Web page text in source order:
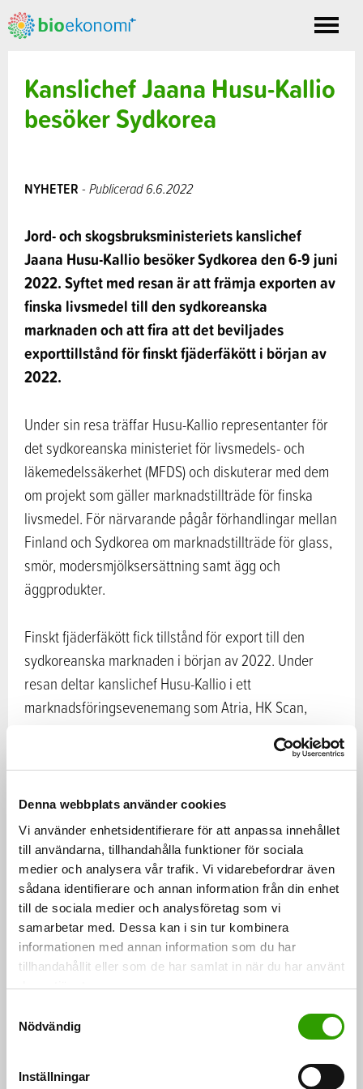
Denna webbplats använder cookies
Vi använder enhetsidentifierare för att anpassa innehållet
till användarna, tillhandahålla funktioner för sociala
medier och analysera vår trafik. Vi vidarebefordrar även
sådana identifierare och annan information från din enhet
till de sociala medier och analysföretag som vi
samarbetar med. Dessa kan i sin tur kombinera
informationen med annan information som du har
tillhandahållit eller som de har samlat in när du har använt
deras tjänster.
Nödvändig
Inställningar
Toggle
Kanslichef Jaana Husu-Kallio
besöker Sydkorea
NYHETER - Publicerad 6.6.2022
Jord- och skogsbruksministeriets kanslichef
Jaana Husu-Kallio besöker Sydkorea den 6-9 juni
2022. Syftet med resan är att främja exporten av
finska livsmedel till den sydkoreanska
marknaden och att fira att det beviljades
exporttillstånd för finskt fjäderfäkött i början av
2022.
Under sin resa träffar Husu-Kallio representanter för
det sydkoreanska ministeriet för livsmedels- och
läkemedelssäkerhet (MFDS) och diskuterar med dem
om projekt som gäller marknadstillträde för finska
livsmedel. För närvarande pågår förhandlingar mellan
Finland och Sydkorea om marknadstillträde för glass,
smör, modersmjölksersättning samt ägg och
äggprodukter.
Finskt fjäderfäkött fick tillstånd för export till den
sydkoreanska marknaden i början av 2022. Under
resan deltar kanslichef Husu-Kallio i ett
marknadsföringsevenemang som Atria, HK Scan,
Husu-Kallio besöker också en produktionsanläggning
som förädlar fjäderfäkött.
Under resan träffar Husu-Kallio också representanter
för ett företag som tillverkar havredrycker av finsk
havre. Havredrycker väcker intresse hos de
sydkoreanska konsumenterna, och det finns växande
potential till export av finsk havre och produkter
tillverkade av finsk havre till Sydkorea. Husu-Kallio
besöker också Koreas största livsmedelsmässa Seoul
Food.
Sydkorea är en viktig handelspartner inom
livsmedelsexporten. Till Sydkorea exporteras förutom
fjäderfäkött också bland annat svinkött samt kvarn-